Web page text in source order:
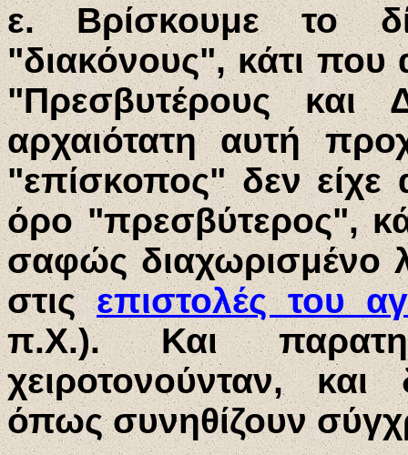
ε. Βρίσκουμε το
"διακόνους", κάτι που
"Πρεσβυτέρους και
αρχαιότατη αυτή
"επίσκοπος" δεν είχε
όρο "πρεσβύτερος",
σαφώς διαχωρισμένο
στιςεπιστολές του
π.Χ.). Και
χειροτονούνταν,
όπως συνηθίζουν